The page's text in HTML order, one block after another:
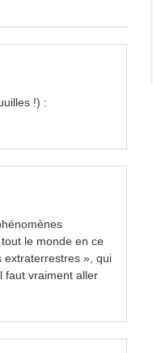
!) :
le monde en ce
extraterrestres », qui
vraiment aller